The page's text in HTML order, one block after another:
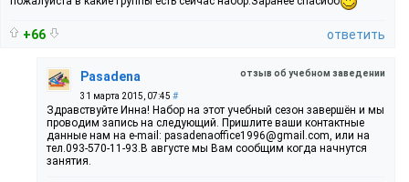
+66 ответить
отзыв об учебном заведении
Pasadena
31 марта 2015, 07:45 #
Здравствуйте Инна! Набор на этот учебный сезон завершён и мы
проводим запись на следующий. Пришлите ваши контактные
данные нам на e-mail: pasadenaoffice1996@gmail.com, или на
тел.093-570-11-93.В августе мы Вам сообщим когда начнутся
занятия.